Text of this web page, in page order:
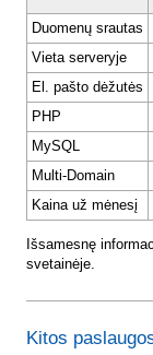
Duomenų srautas
Vieta serveryje
El. pašto dėžutės
PHP
MySQL
Multi-Domain
Kaina už mėnesį
Išsamesnę
svetainėje.
Kitos